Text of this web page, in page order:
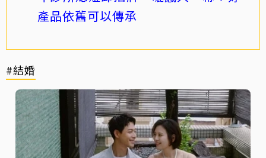
產品依舊可以傳承
#結婚